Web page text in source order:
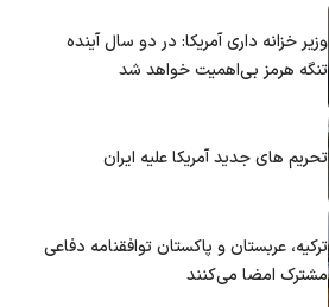
وزیر خزانه داری آمریکا: در دو سال آینده
تنگه هرمز بی‌اهمیت خواهد شد
تحریم های جدید آمریکا علیه ایران
ترکیه، عربستان و پاکستان توافقنامه دفاعی
مشترک امضا می‌کنند